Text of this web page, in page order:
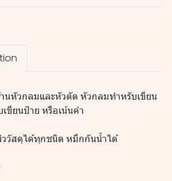
นหัวกลมและหัวตัด หัวกลมทำหรับเขียน
ขียนป้าย หรือเน้นคำ
วัสดุได้ทุกชนิด หมึกกันน้ำได้